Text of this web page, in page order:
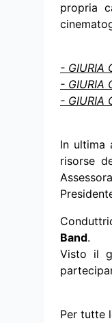
propria
- GIURIA
- GIURIA
- GIURIA
In ultima
risorse
Band.
Visto il
Per tutte